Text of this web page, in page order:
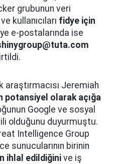
grubunun veri
kullanıcıları fidye için
e-postalarında ise
araştırmacısı Jeremiah
potansiyel olarak açığa
Google ve sosyal
olduğunu duyurmuştu.
Intelligence Group
sunucularının birinin
ihlal edildiğini ve iş